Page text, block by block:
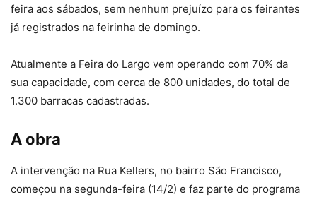
feira aos sábados, sem nenhum prejuízo para os feirantes
já registrados na feirinha de domingo.
Atualmente a Feira do Largo vem operando com 70% da
sua capacidade, com cerca de 800 unidades, do total de
1.300 barracas cadastradas.
A obra
A intervenção na Rua Kellers, no bairro São Francisco,
começou na segunda-feira (14/2) e faz parte do programa